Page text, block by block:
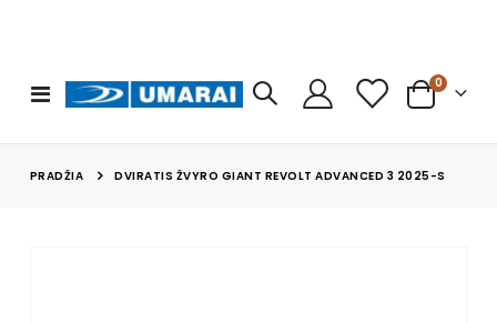
Toggle
Nav
Cart
0prekės
PRADŽIA DVIRATIS ŽVYRO GIANT REVOLT ADVANCED 3 2025-S